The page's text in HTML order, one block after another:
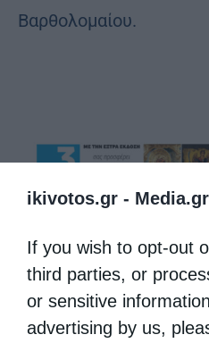
ikivotos.gr - Media.gr
If you wish to opt-out
third parties, or
or sensitive
advertising by us,
Βαρθολομαίου.